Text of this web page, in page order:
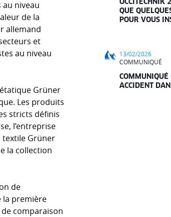
niveau
de la
allemand
et
au niveau
Grüner
Les produits
stricts définis
l’entreprise
textile Grüner
la collection
de
la première
comparaison
OCCITECHNIK
QUE
POUR VOUS
13/02/2026
COMMUNIQUÉ
COMMUNIQUÉ
ACCIDENT